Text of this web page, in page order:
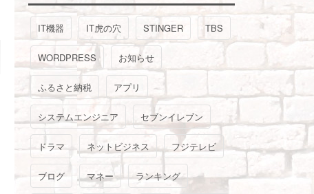
IT機器 IT虎の穴 STINGER TBS
WORDPRESS お知らせ
ふるさと納税 アプリ
システムエンジニア セブンイレブン
ドラマ ネットビジネス フジテレビ
ブログ マネー ランキング